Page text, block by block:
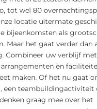
tot wel 80
locatie uitermate
bijeenkomsten als
Maar het gaat verder dan
Combineer uw verblijf met
en
maken. Of het nu gaat
een teambuildingactiviteit
graag mee over het